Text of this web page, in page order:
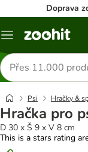
Doprava
Menu
Hledat
produkty
Psi Hračky &
Hračka pro
D 30 x Š 9 x V 8 cm
This is a stars rating